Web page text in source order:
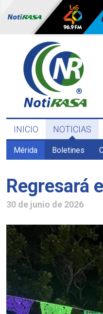
INICIO NOTICIAS
Mérida Boletines
Regresará
30 de junio de 2026